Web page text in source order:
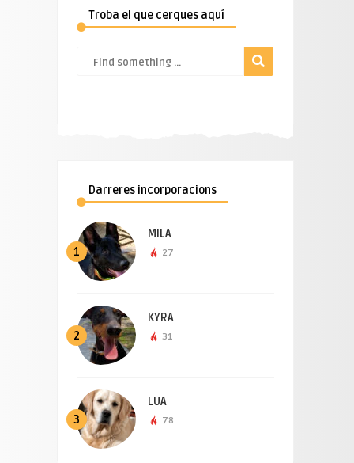
Troba el que cerques aquí
Darreres incorporacions
1
MILA
27
2
KYRA
31
3
LUA
78